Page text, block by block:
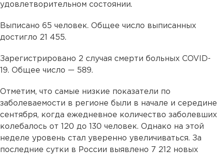
удовлетворительном состоянии.
Выписано 65 человек. Общее число выписанных
достигло 21 455.
Зарегистрировано 2 случая смерти больных COVID-
19. Общее число — 589.
Отметим, что самые низкие показатели по
заболеваемости в регионе были в начале и середине
сентября, когда ежедневное количество заболевших
колебалось от 120 до 130 человек. Однако на этой
неделе уровень стал уверенно увеличиваться. За
последние сутки в России выявлено 7 212 новых